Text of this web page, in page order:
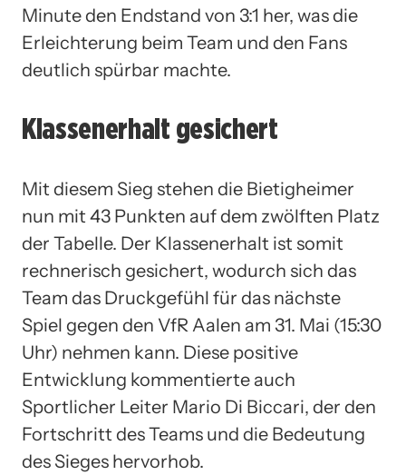
Minute den Endstand von 3:1 her, was die
Erleichterung beim Team und den Fans
deutlich spürbar machte.
Klassenerhalt gesichert
Mit diesem Sieg stehen die Bietigheimer
nun mit 43 Punkten auf dem zwölften Platz
der Tabelle. Der Klassenerhalt ist somit
rechnerisch gesichert, wodurch sich das
Team das Druckgefühl für das nächste
Spiel gegen den VfR Aalen am 31. Mai (15:30
Uhr) nehmen kann. Diese positive
Entwicklung kommentierte auch
Sportlicher Leiter Mario Di Biccari, der den
Fortschritt des Teams und die Bedeutung
des Sieges hervorhob.